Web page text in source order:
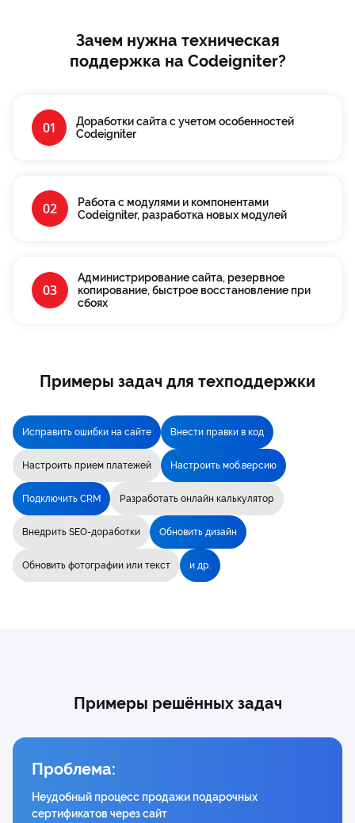
Зачем нужна техническая
поддержка на Codeigniter?
01
Доработки сайта с учетом особенностей
Codeigniter
02
Работа с модулями и компонентами
Codeigniter, разработка новых модулей
03
Администрирование сайта, резервное
копирование, быстрое восстановление при
сбоях
Примеры задач для техподдержки
Исправить ошибки на сайте Внести правки в код
Настроить прием платежей Настроить моб.версию
Подключить CRM Разработать онлайн калькулятор
Внедрить SEO-доработки Обновить дизайн
Обновить фотографии или текст и др.
Примеры решённых задач
Проблема:
Неудобный процесс продажи подарочных
сертификатов через сайт